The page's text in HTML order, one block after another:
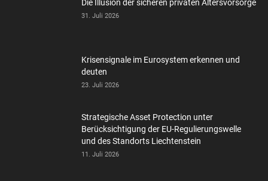
Die Illusion der sicheren privaten Altersvorsorge
31. Juli 2026
Krisensignale im Eurosystem erkennen und
deuten
23. Juli 2026
Strategische Asset Protection unter
Berücksichtigung der EU-Regulierungswelle
und des Standorts Liechtenstein
11. Juli 2026